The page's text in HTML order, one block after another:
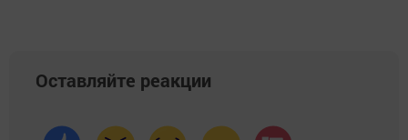
Оставляйте реакции